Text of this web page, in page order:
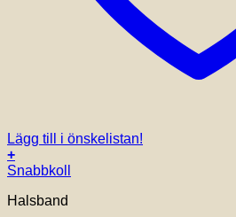
Lägg till i önskelistan!
+
Snabbkoll
Halsband